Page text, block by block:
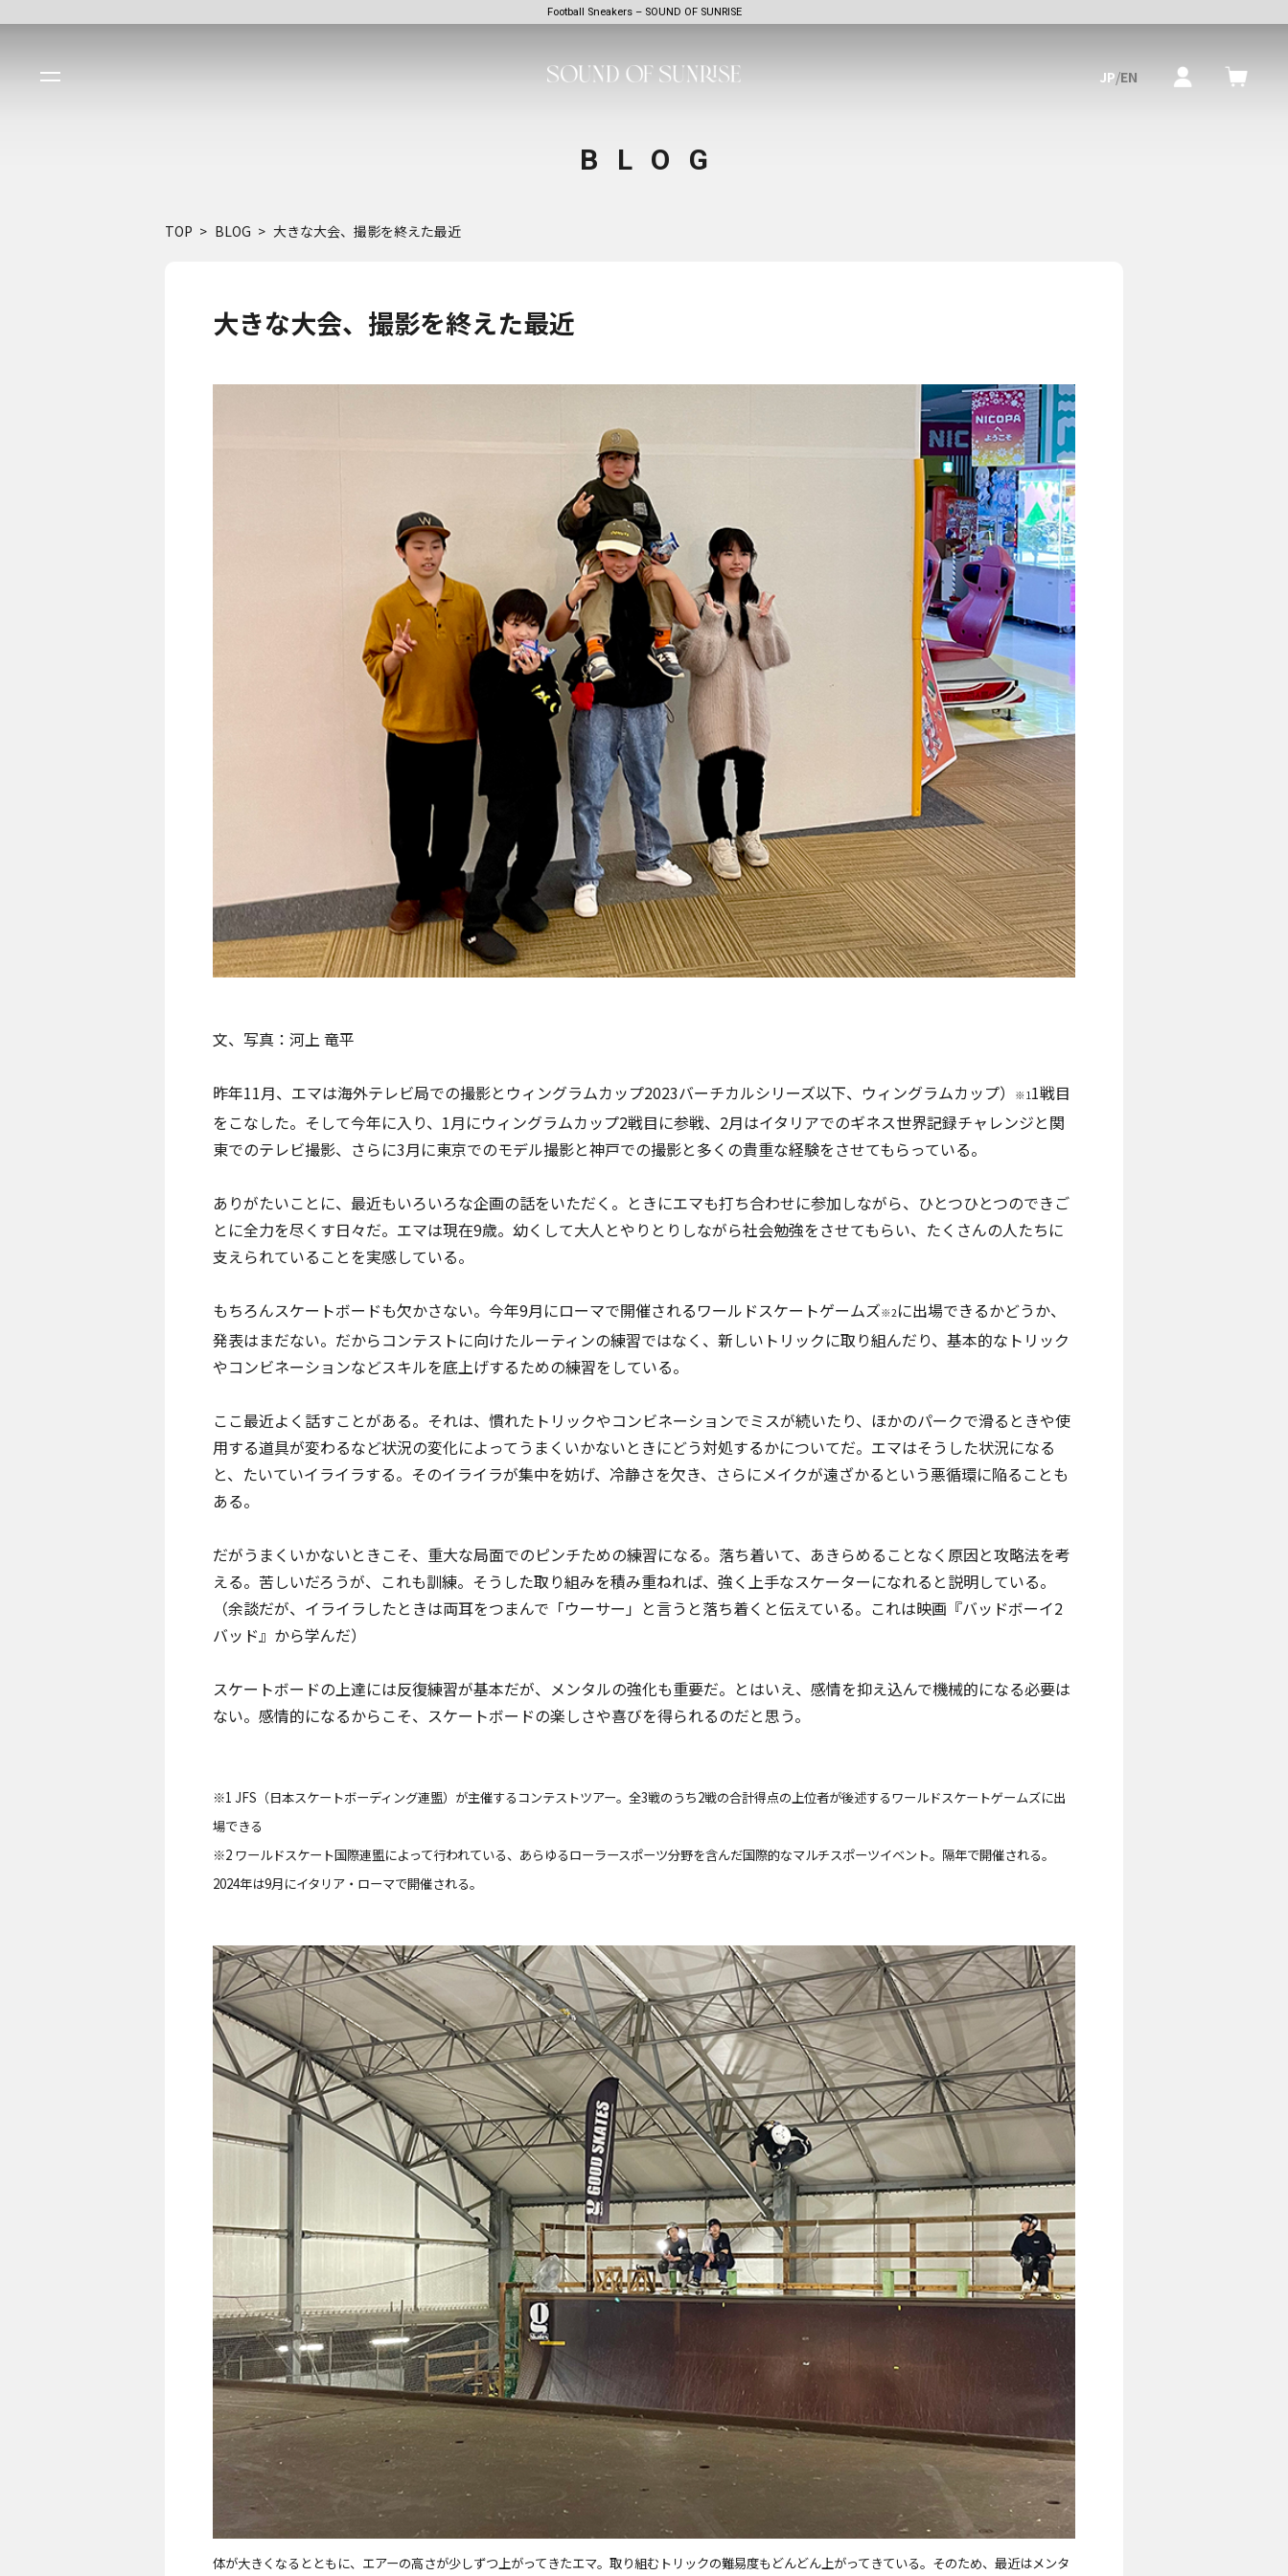
Football Sneakers – SOUND OF SUNRISE
JP/EN
BLOG
TOP BLOG 大きな大会、撮影を終えた最近
大きな大会、撮影を終えた最近
文、写真：河上 竜平
昨年11月、エマは海外テレビ局での撮影と ウィングラムカップ2023バーチカルシリーズ以下、ウィングラムカップ） ※1 1戦目
をこなした。そして今年に入り、1月にウィングラムカップ2戦目に参戦、2月はイタリアでのギネス世界記録チャレンジと関
東でのテレビ撮影、さらに3月に東京でのモデル撮影と神戸での撮影と多くの貴重な経験をさせてもらっている。
ありがたいことに、最近もいろいろな企画の話をいただく。ときにエマも打ち合わせに参加しながら、ひとつひとつのできご
とに全力を尽くす日々だ。エマは現在9歳。幼くして大人とやりとりしながら社会勉強をさせてもらい、たくさんの人たちに
支えられていることを実感している。
もちろんスケートボードも欠かさない。今年9月にローマで開催されるワールドスケートゲームズ※2 に出場できるかどうか、
発表はまだない。だからコンテストに向けたルーティンの練習ではなく、新しいトリックに取り組んだり、基本的なトリック
やコンビネーションなどスキルを底上げするための練習をしている。
ここ最近よく話すことがある。それは、慣れたトリックやコンビネーションでミスが続いたり、ほかのパークで滑るときや使
用する道具が変わるなど状況の変化によってうまくいかないときにどう対処するかについてだ。エマはそうした状況になる
と、たいていイライラする。そのイライラが集中を妨げ、冷静さを欠き、さらにメイクが遠ざかるという悪循環に陥ることも
ある。
だがうまくいかないときこそ、重大な局面でのピンチための練習になる。落ち着いて、あきらめることなく原因と攻略法を考
える。苦しいだろうが、これも訓練。そうした取り組みを積み重ねれば、強く上手なスケーターになれると説明している。
（余談だが、イライラしたときは両耳をつまんで「ウーサー」と言うと落ち着くと伝えている。これは映画『バッドボーイ2
バッド』から学んだ）
スケートボードの上達には反復練習が基本だが、メンタルの強化も重要だ。とはいえ、感情を抑え込んで機械的になる必要は
ない。感情的になるからこそ、スケートボードの楽しさや喜びを得られるのだと思う。
※1 JFS（日本スケートボーディング連盟）が主催するコンテストツアー。全3戦のうち2戦の合計得点の上位者が後述するワールドスケートゲームズに出
場できる
※2 ワールドスケート国際連盟によって行われている、あらゆるローラースポーツ分野を含んだ国際的なマルチスポーツイベント。隔年で開催される。
2024年は9月にイタリア・ローマで開催される。
体が大きくなるとともに、エアーの高さが少しずつ上がってきたエマ。取り組むトリックの難易度もどんどん上がってきている。そのため、最近はメンタ